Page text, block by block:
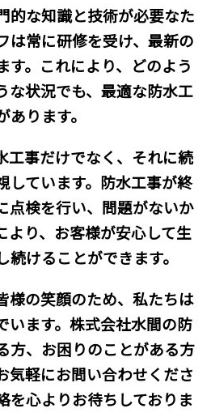
的な知識と技術が必要なた
は常に研修を受け、最新の
す。これにより、どのよう
な状況でも、最適な防水工
ります。
工事だけでなく、それに続
しています。防水工事が終
点検を行い、問題がないか
より、お客様が安心して生
けることができます。
様の笑顔のため、私たちは
います。株式会社水間の防
方、お困りのことがある方
気軽にお問い合わせくださ
を心よりお待ちしておりま